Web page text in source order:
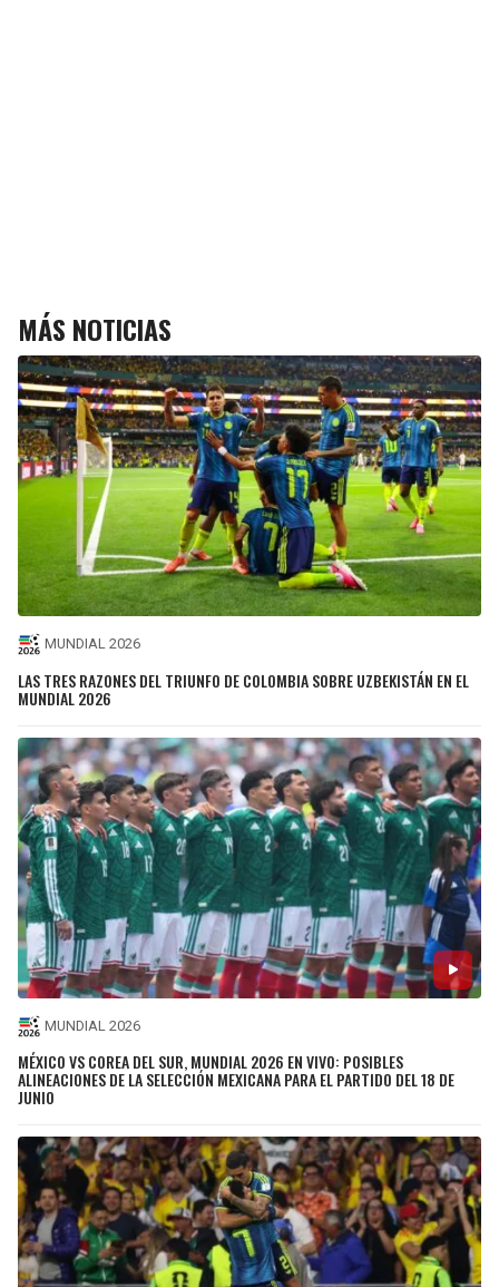
MÁS NOTICIAS
MUNDIAL 2026
LAS TRES RAZONES DEL TRIUNFO DE COLOMBIA SOBRE UZBEKISTÁN EN EL
MUNDIAL 2026
MUNDIAL 2026
MÉXICO VS COREA DEL SUR, MUNDIAL 2026 EN VIVO: POSIBLES
ALINEACIONES DE LA SELECCIÓN MEXICANA PARA EL PARTIDO DEL 18 DE
JUNIO